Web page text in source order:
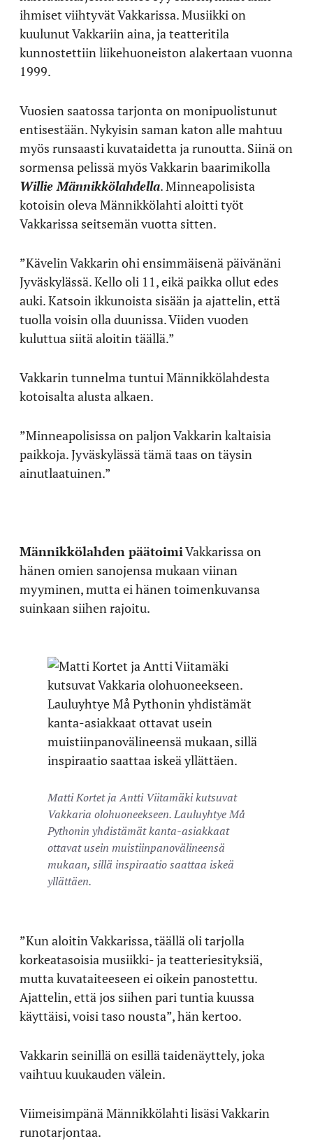
ihmiset viihtyvät Vakkarissa. Musiikki on
kuulunut Vakkariin aina, ja teatteritila
kunnostettiin liikehuoneiston alakertaan vuonna
1999.
Vuosien saatossa tarjonta on monipuolistunut
entisestään. Nykyisin saman katon alle mahtuu
myös runsaasti kuvataidetta ja runoutta. Siinä on
sormensa pelissä myös Vakkarin baarimikolla
Willie Männikkölahdella. Minneapolisista
kotoisin oleva Männikkölahti aloitti työt
Vakkarissa seitsemän vuotta sitten.
”Kävelin Vakkarin ohi ensimmäisenä päivänäni
Jyväskylässä. Kello oli 11, eikä paikka ollut edes
auki. Katsoin ikkunoista sisään ja ajattelin, että
tuolla voisin olla duunissa. Viiden vuoden
kuluttua siitä aloitin täällä.”
Vakkarin tunnelma tuntui Männikkölahdesta
kotoisalta alusta alkaen.
”Minneapolisissa on paljon Vakkarin kaltaisia
paikkoja. Jyväskylässä tämä taas on täysin
ainutlaatuinen.”
Männikkölahden päätoimiVakkarissa on
hänen omien sanojensa mukaan viinan
myyminen, mutta ei hänen toimenkuvansa
suinkaan siihen rajoitu.
Matti Kortet ja Antti Viitamäki kutsuvat
Vakkaria olohuoneekseen. Lauluyhtye Må
Pythonin yhdistämät kanta-asiakkaat
ottavat usein muistiinpanovälineensä
mukaan, sillä inspiraatio saattaa iskeä
yllättäen.
”Kun aloitin Vakkarissa, täällä oli tarjolla
korkeatasoisia musiikki- ja teatteriesityksiä,
mutta kuvataiteeseen ei oikein panostettu.
Ajattelin, että jos siihen pari tuntia kuussa
käyttäisi, voisi taso nousta”, hän kertoo.
Vakkarin seinillä on esillä taidenäyttely, joka
vaihtuu kuukauden välein.
Viimeisimpänä Männikkölahti lisäsi Vakkarin
runotarjontaa.